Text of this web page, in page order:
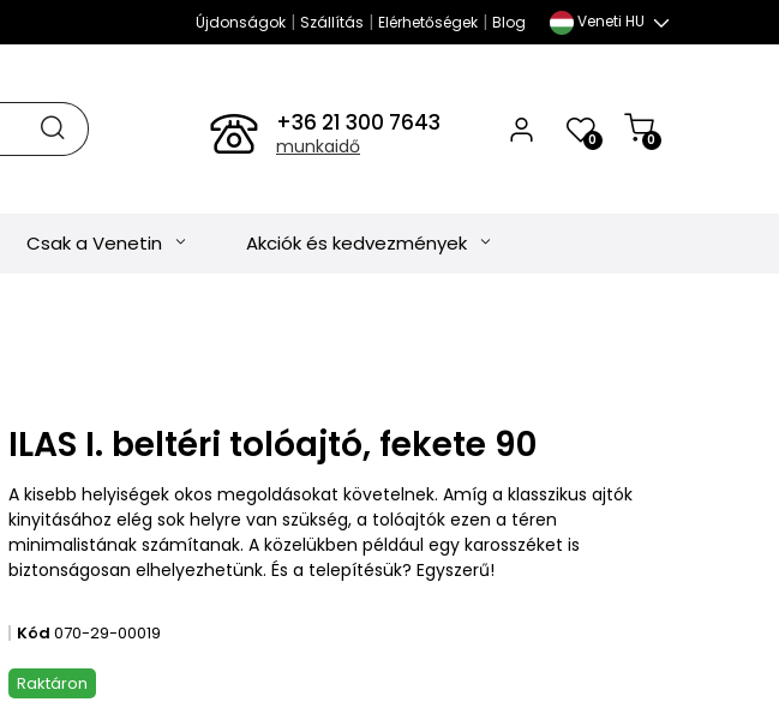
Újdonságok| Szállítás | Elérhetőségek| Blog Veneti HU
+36 21 300 7643
munkaidő 0 0
Csak a Venetin Akciók és kedvezmények
ILAS I. beltéri tolóajtó, fekete 90
A kisebb helyiségek okos megoldásokat követelnek. Amíg a klasszikus ajtók
kinyitásához elég sok helyre van szükség, a tolóajtók ezen a téren
minimalistának számítanak. A közelükben például egy karosszéket is
biztonságosan elhelyezhetünk. És a telepítésük? Egyszerű!
Kód 070-29-00019
Raktáron